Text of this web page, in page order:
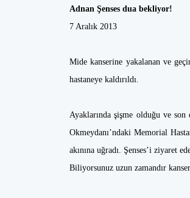
Adnan Şenses dua bekliyor!
7 Aralık 2013
Mide kanserine yakalanan ve
hastaneye kaldırıldı.
Ayaklarında şişme olduğu ve
Okmeydanı’ndaki Memorial
akınına uğradı. Şenses’i
Biliyorsunuz uzun zamandır